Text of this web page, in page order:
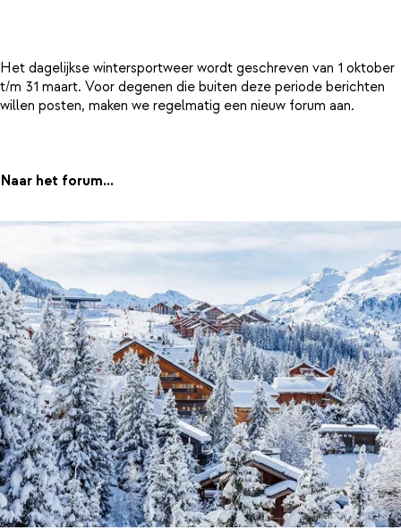
Het dagelijkse wintersportweer wordt geschreven van 1 oktober
t/m 31 maart. Voor degenen die buiten deze periode berichten
willen posten, maken we regelmatig een nieuw forum aan.
Naar het forum...